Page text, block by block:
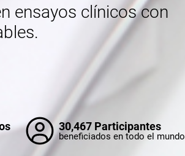
ensayos clínicos con
30,467 Participantes
beneficiados en todo el mundo